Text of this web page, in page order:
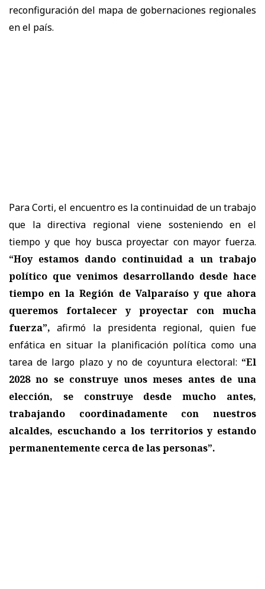
reconfiguración del mapa de gobernaciones regionales
en el país.
Para Corti, el encuentro es la continuidad de un trabajo
que la directiva regional viene sosteniendo en el
tiempo y que hoy busca proyectar con mayor fuerza.
“Hoy estamos dando continuidad a un trabajo
político que venimos desarrollando desde hace
tiempo en la Región de Valparaíso y que ahora
queremos fortalecer y proyectar con mucha
fuerza”, afirmó la presidenta regional, quien fue
enfática en situar la planificación política como una
tarea de largo plazo y no de coyuntura electoral: “El
2028 no se construye unos meses antes de una
elección, se construye desde mucho antes,
trabajando coordinadamente con nuestros
alcaldes, escuchando a los territorios y estando
permanentemente cerca de las personas”.